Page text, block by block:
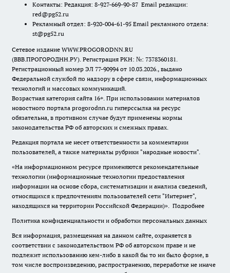
Контакты: Редакция: 8-927-669-90-87 Email редакции:
red@pg52.ru
Рекламный отдел: 8-920-004-61-95 Email рекламного отдела:
st@pg52.ru
Сетевое издание WWW.PROGORODNN.RU
(ВВВ.ПРОГОРОДНН.РУ). Регистрация РКН: №: 7378360181.
Регистрационный номер ЭЛ 77-90994 от 10.03.2026., выдано
Федеральной службой по надзору в сфере связи, информационных
технологий и массовых коммуникаций.
Возрастная категория сайта 16+. При использовании материалов
новостного портала progorodnn.ru гиперссылка на ресурс
обязательна, в противном случае будут применены нормы
законодательства РФ об авторских и смежных правах.
Редакция портала не несет ответственности за комментарии
пользователей, а также материалы рубрики "народные новости".
«На информационном ресурсе применяются рекомендательные
технологии (информационные технологии предоставления
информации на основе сбора, систематизации и анализа сведений,
относящихся к предпочтениям пользователей сети "Интернет",
находящихся на территории Российской Федерации)». Подробнее
Политика конфиденциальности и обработки персональных данных
Вся информация, размещенная на данном сайте, охраняется в
соответствии с законодательством РФ об авторском праве и не
подлежит использованию кем-либо в какой бы то ни было форме, в
том числе воспроизведению, распространению, переработке не иначе